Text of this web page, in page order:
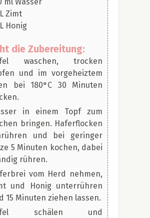
ml Wasser
Zimt
Honig
die Zubereitung:
waschen, trocken
und im vorgeheiztem
bei 180°C 30 Minuten
in einem Topf zum
bringen. Haferflocken
und bei geringer
5 Minuten kochen, dabei
rühren.
vom Herd nehmen,
und Honig unterrühren
15 Minuten ziehen lassen.
schälen und